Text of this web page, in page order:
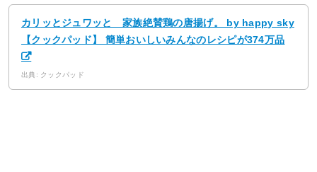
カリッとジュワッと 家族絶賛鶏の唐揚げ。 by happy sky
【クックパッド】 簡単おいしいみんなのレシピが374万品
出典: クックパッド